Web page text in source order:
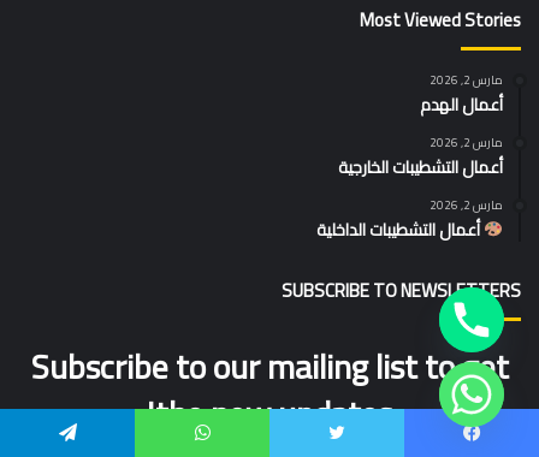
Most Viewed Stories
مارس 2, 2026
أعمال الهدم
مارس 2, 2026
أعمال التشطيبات الخارجية
مارس 2, 2026
أعمال التشطيبات الداخلية
SUBSCRIBE TO NEWSLETTERS
Subscribe to our mailing list to get
the new updates!